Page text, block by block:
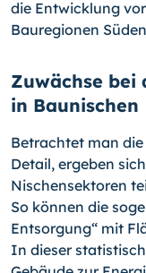
die Entwicklung
Bauregionen
Zuwächse bei
in Baunischen
Betrachtet man
Detail, ergeben
Nischensektoren
So können die
Entsorgung“ mit
In dieser